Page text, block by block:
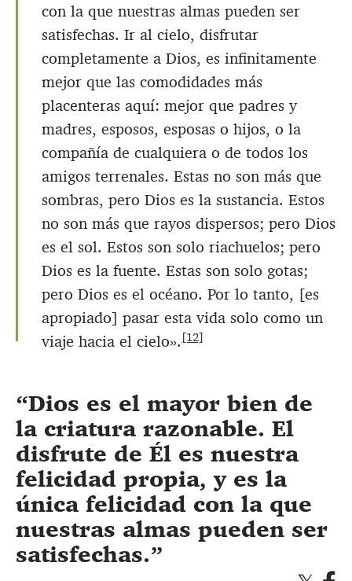
con la que nuestras almas pueden ser
satisfechas. Ir al cielo, disfrutar
completamente a Dios, es infinitamente
mejor que las comodidades más
placenteras aquí: mejor que padres y
madres, esposos, esposas o hijos, o la
compañía de cualquiera o de todos los
amigos terrenales. Estas no son más que
sombras, pero Dios es la sustancia. Estos
no son más que rayos dispersos; pero Dios
es el sol. Estos son solo riachuelos; pero
Dios es la fuente. Estas son solo gotas;
pero Dios es el océano. Por lo tanto, [es
apropiado] pasar esta vida solo como un
viaje hacia el cielo». [12]
Dios es el mayor bien de
la criatura razonable. El
disfrute de Él es nuestra
felicidad propia, y es la
única felicidad con la que
nuestras almas pueden ser
satisfechas.